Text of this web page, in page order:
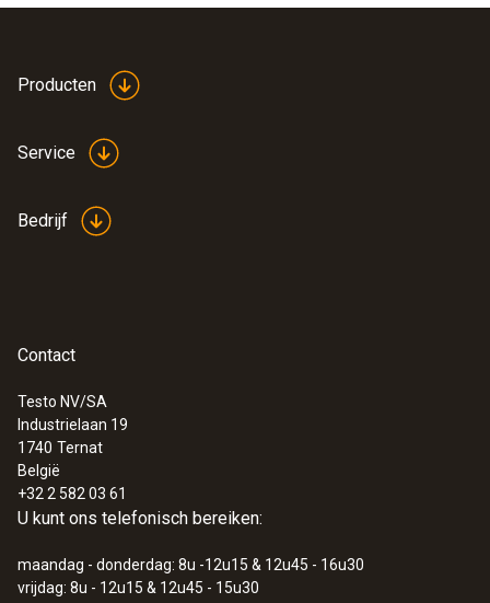
Producten
Service
Bedrijf
Contact
Testo NV/SA
Industrielaan 19
1740 Ternat
België
+32 2 582 03 61
U kunt ons telefonisch bereiken:
maandag - donderdag: 8u -12u15 & 12u45 - 16u30
vrijdag: 8u - 12u15 & 12u45 - 15u30